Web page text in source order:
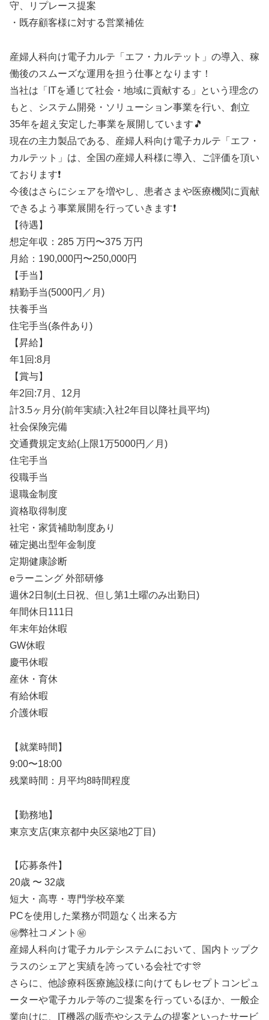
守、リプレース提案
・既存顧客様に対する営業補佐
産婦人科向け電子力ルテ「エフ・力ルテット」の導入、稼
働後のスムーズな運用を担う仕事となります！
当社は「ITを通じて社会・地域に貢献する」という理念の
もと、システム開発・ソリューション事業を行い、創立
35年を超え安定した事業を展開しています🎵
現在の主力製品である、産婦人科向け電子カルテ「エフ・
カルテット」は、全国の産婦人科様に導入、ご評価を頂い
ております❗
今後はさらにシェアを増やし、患者さまや医療機関に貢献
できるよう事業展開を行っていきます❗
【待遇】
想定年収：285 万円〜375 万円
月給：190,000円〜250,000円
【手当】
精勤手当(5000円／月)
扶養手当
住宅手当(条件あり)
【昇給】
年1回:8月
【賞与】
年2回:7月、12月
計3.5ヶ月分(前年実績:入社2年目以降社員平均)
社会保険完備
交通費規定支給(上限1万5000円／月)
住宅手当
役職手当
退職金制度
資格取得制度
社宅・家賃補助制度あり
確定拠出型年金制度
定期健康診断
eラーニング 外部研修
週休2日制(土日祝、但し第1土曜のみ出勤日)
年間休日111日
年末年始休暇
GW休暇
慶弔休暇
産休・育休
有給休暇
介護休暇
【就業時間】
9:00〜18:00
残業時間：月平均8時間程度
【勤務地】
東京支店(東京都中央区築地2丁目)
【応募条件】
20歳 〜 32歳
短大・高専・専門学校卒業
PCを使用した業務が問題なく出来る方
㊙️弊社コメント㊙️
産婦人科向け電子カルテシステムにおいて、国内トップク
ラスのシェアと実績を誇っている会社です🎊
さらに、他診療科医療施設様に向けてもレセプトコンピュ
ーターや電子カルテ等のご提案を行っているほか、一般企
業向けに、IT機器の販売やシステムの提案といったサービ